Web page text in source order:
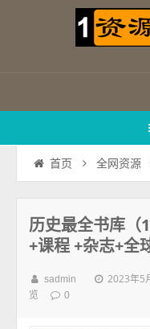
首页 全网资源
历史最全书库（
+课程 +杂志+全
sadmin 2023年5
览
0